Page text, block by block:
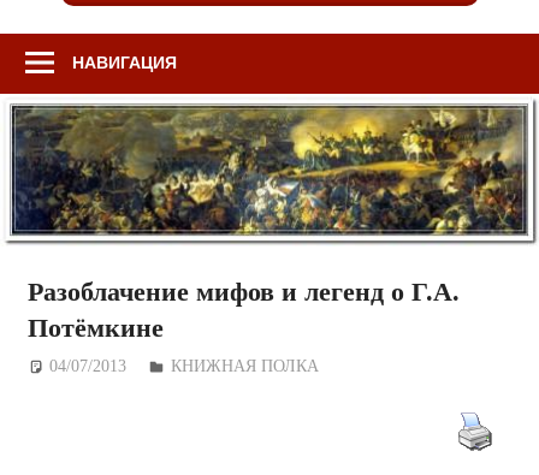
НАВИГАЦИЯ
Разоблачение мифов и легенд о Г.А.
Потёмкине
04/07/2013 Дежурный по Редакции
КНИЖНАЯ ПОЛКА